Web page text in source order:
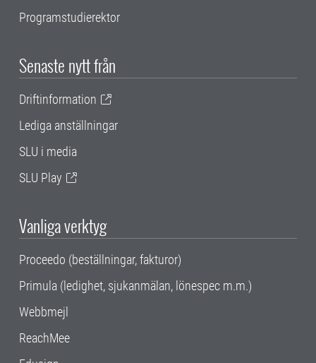
Programstudierektor
Senaste nytt från
Driftinformation
Lediga anställningar
SLU i media
SLU Play
Vanliga verktyg
Proceedo (beställningar, fakturor)
Primula (ledighet, sjukanmälan, lönespec m.m.)
Webbmejl
ReachMee